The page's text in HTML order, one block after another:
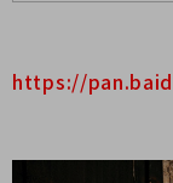
https://